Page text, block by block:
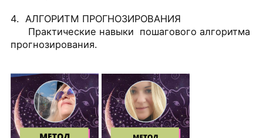
4. АЛГОРИТМ ПРОГНОЗИРОВАНИЯ
Практические навыки пошагового алгоритма
прогнозирования.